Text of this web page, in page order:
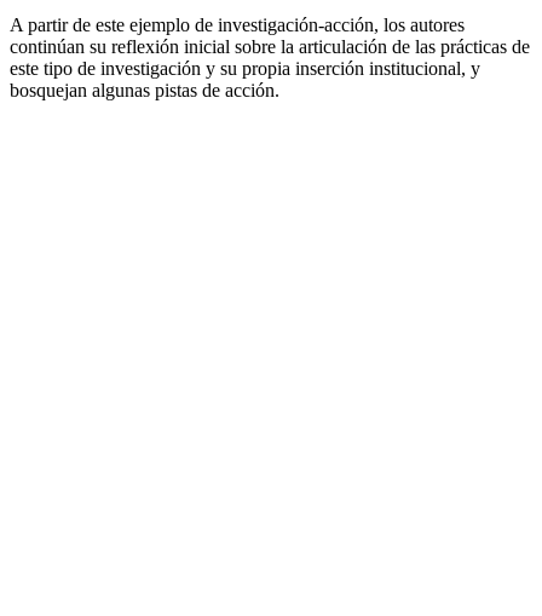
A partir de este ejemplo de investigación-acción, los autores
continúan su reflexión inicial sobre la articulación de las prácticas de
este tipo de investigación y su propia inserción institucional, y
bosquejan algunas pistas de acción.